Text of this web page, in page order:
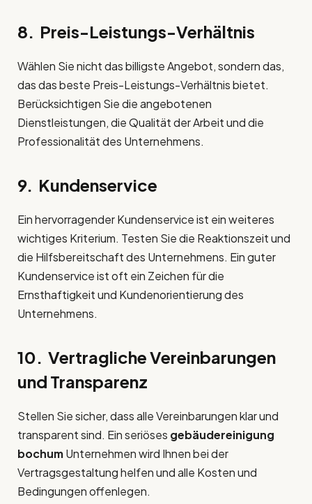
8. Preis-Leistungs-Verhältnis
Wählen Sie nicht das billigste Angebot, sondern das,
das das beste Preis-Leistungs-Verhältnis bietet.
Berücksichtigen Sie die angebotenen
Dienstleistungen, die Qualität der Arbeit und die
Professionalität des Unternehmens.
9. Kundenservice
Ein hervorragender Kundenservice ist ein weiteres
wichtiges Kriterium. Testen Sie die Reaktionszeit und
die Hilfsbereitschaft des Unternehmens. Ein guter
Kundenservice ist oft ein Zeichen für die
Ernsthaftigkeit und Kundenorientierung des
Unternehmens.
10. Vertragliche Vereinbarungen
und Transparenz
Stellen Sie sicher, dass alle Vereinbarungen klar und
transparent sind. Ein seriöses gebäudereinigung
bochumUnternehmen wird Ihnen bei der
Vertragsgestaltung helfen und alle Kosten und
Bedingungen offenlegen.